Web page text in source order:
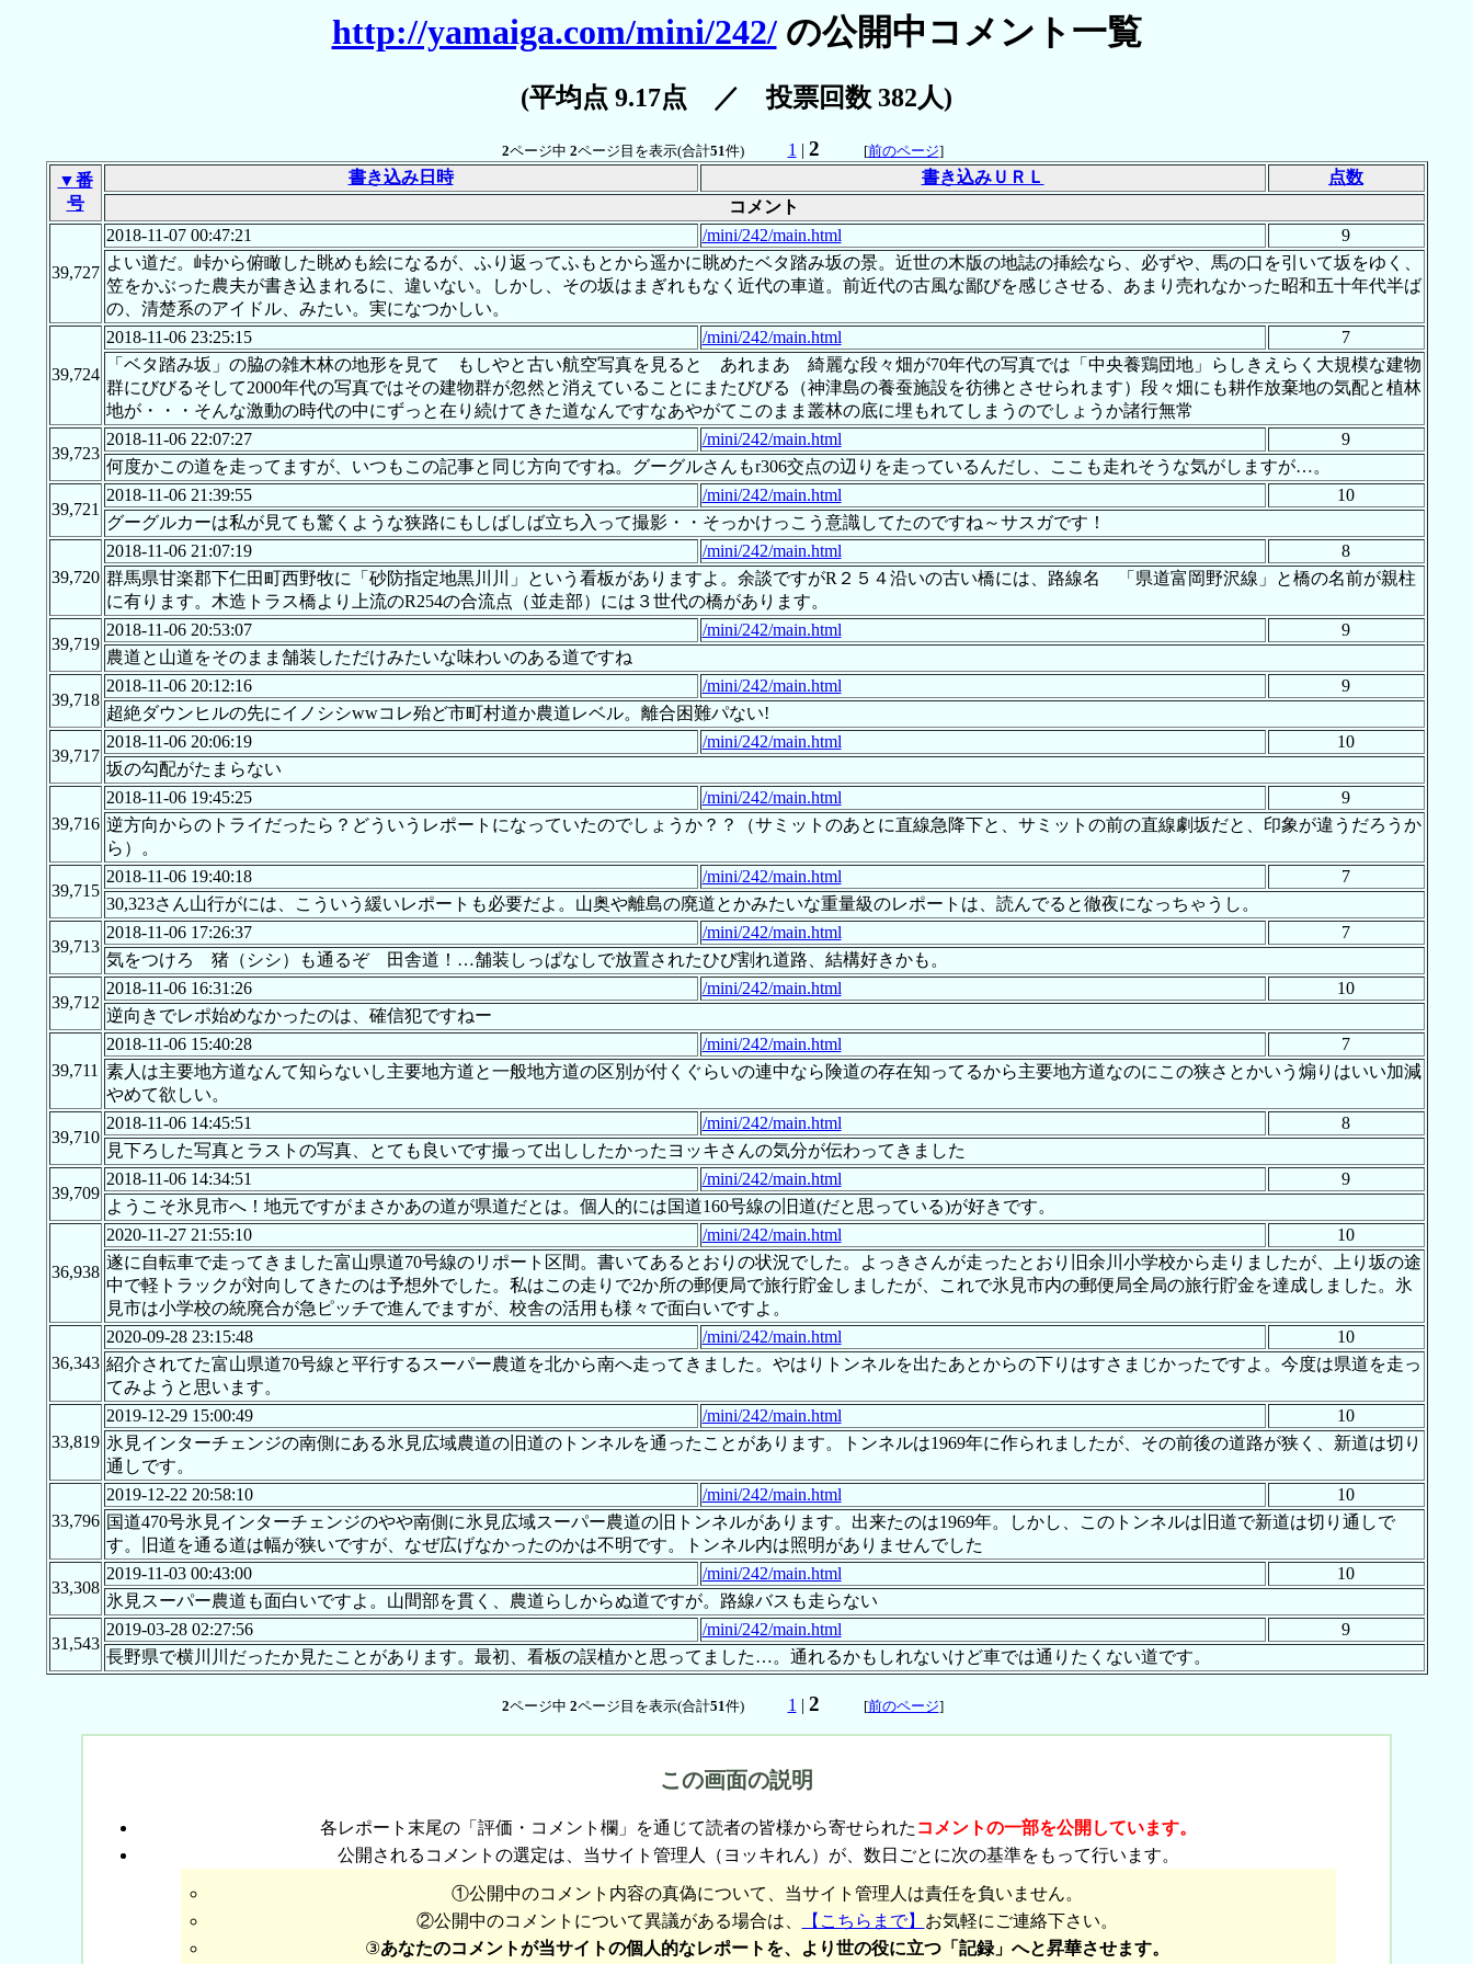
http://yamaiga.com/mini/242/の公開中コメント一覧
(平均点 9.17点 ／ 投票回数 382人)
2ページ中 2ページ目を表示(合計51件) 1 | 2 [前のページ]
▼番
号
書き込み日時 書き込みＵＲＬ
点数
コメント
39,727
2018-11-07 00:47:21 /mini/242/main.html
9
よい道だ。峠から俯瞰した眺めも絵になるが、ふり返ってふもとから遥かに眺めたベタ踏み坂の景。近世の木版の地誌の挿絵なら、必ずや、馬の口を引いて坂をゆく、
笠をかぶった農夫が書き込まれるに、違いない。しかし、その坂はまぎれもなく近代の車道。前近代の古風な鄙びを感じさせる、あまり売れなかった昭和五十年代半ば
の、清楚系のアイドル、みたい。実になつかしい。
39,724
2018-11-06 23:25:15 /mini/242/main.html
7
「ベタ踏み坂」の脇の雑木林の地形を見て もしやと古い航空写真を見ると あれまあ 綺麗な段々畑が70年代の写真では「中央養鶏団地」らしきえらく大規模な建物
群にびびるそして2000年代の写真ではその建物群が忽然と消えていることにまたびびる（神津島の養蚕施設を彷彿とさせられます）段々畑にも耕作放棄地の気配と植林
地が・・・そんな激動の時代の中にずっと在り続けてきた道なんですなあやがてこのまま叢林の底に埋もれてしまうのでしょうか諸行無常
39,723
2018-11-06 22:07:27 /mini/242/main.html
9
何度かこの道を走ってますが、いつもこの記事と同じ方向ですね。グーグルさんもr306交点の辺りを走っているんだし、ここも走れそうな気がしますが…。
39,721
2018-11-06 21:39:55 /mini/242/main.html
10
グーグルカーは私が見ても驚くような狭路にもしばしば立ち入って撮影・・そっかけっこう意識してたのですね～サスガです！
39,720
2018-11-06 21:07:19 /mini/242/main.html
8
群馬県甘楽郡下仁田町西野牧に「砂防指定地黒川川」という看板がありますよ。余談ですがR２５４沿いの古い橋には、路線名 「県道富岡野沢線」と橋の名前が親柱
に有ります。木造トラス橋より上流のR254の合流点（並走部）には３世代の橋があります。
39,719
2018-11-06 20:53:07 /mini/242/main.html
9
農道と山道をそのまま舗装しただけみたいな味わいのある道ですね
39,718
2018-11-06 20:12:16 /mini/242/main.html
9
超絶ダウンヒルの先にイノシシwwコレ殆ど市町村道か農道レベル。離合困難パない!
39,717
2018-11-06 20:06:19 /mini/242/main.html
10
坂の勾配がたまらない
39,716
2018-11-06 19:45:25 /mini/242/main.html
9
逆方向からのトライだったら？どういうレポートになっていたのでしょうか？？（サミットのあとに直線急降下と、サミットの前の直線劇坂だと、印象が違うだろうか
ら）。
39,715
2018-11-06 19:40:18 /mini/242/main.html
7
30,323さん山行がには、こういう緩いレポートも必要だよ。山奥や離島の廃道とかみたいな重量級のレポートは、読んでると徹夜になっちゃうし。
39,713
2018-11-06 17:26:37 /mini/242/main.html
7
気をつけろ 猪（シシ）も通るぞ 田舎道！…舗装しっぱなしで放置されたひび割れ道路、結構好きかも。
39,712
2018-11-06 16:31:26 /mini/242/main.html
10
逆向きでレポ始めなかったのは、確信犯ですねー
39,711
2018-11-06 15:40:28 /mini/242/main.html
7
素人は主要地方道なんて知らないし主要地方道と一般地方道の区別が付くぐらいの連中なら険道の存在知ってるから主要地方道なのにこの狭さとかいう煽りはいい加減
やめて欲しい。
39,710
2018-11-06 14:45:51 /mini/242/main.html
8
見下ろした写真とラストの写真、とても良いです撮って出ししたかったヨッキさんの気分が伝わってきました
39,709
2018-11-06 14:34:51 /mini/242/main.html
9
ようこそ氷見市へ！地元ですがまさかあの道が県道だとは。個人的には国道160号線の旧道(だと思っている)が好きです。
36,938
2020-11-27 21:55:10 /mini/242/main.html
10
遂に自転車で走ってきました富山県道70号線のリポート区間。書いてあるとおりの状況でした。よっきさんが走ったとおり旧余川小学校から走りましたが、上り坂の途
中で軽トラックが対向してきたのは予想外でした。私はこの走りで2か所の郵便局で旅行貯金しましたが、これで氷見市内の郵便局全局の旅行貯金を達成しました。氷
見市は小学校の統廃合が急ピッチで進んでますが、校舎の活用も様々で面白いですよ。
36,343
2020-09-28 23:15:48 /mini/242/main.html
10
紹介されてた富山県道70号線と平行するスーパー農道を北から南へ走ってきました。やはりトンネルを出たあとからの下りはすさまじかったですよ。今度は県道を走っ
てみようと思います。
33,819
2019-12-29 15:00:49 /mini/242/main.html
10
氷見インターチェンジの南側にある氷見広域農道の旧道のトンネルを通ったことがあります。トンネルは1969年に作られましたが、その前後の道路が狭く、新道は切り
通しです。
33,796
2019-12-22 20:58:10 /mini/242/main.html
10
国道470号氷見インターチェンジのやや南側に氷見広域スーパー農道の旧トンネルがあります。出来たのは1969年。しかし、このトンネルは旧道で新道は切り通しで
す。旧道を通る道は幅が狭いですが、なぜ広げなかったのかは不明です。トンネル内は照明がありませんでした
33,308
2019-11-03 00:43:00 /mini/242/main.html
10
氷見スーパー農道も面白いですよ。山間部を貫く、農道らしからぬ道ですが。路線バスも走らない
31,543
2019-03-28 02:27:56 /mini/242/main.html
9
長野県で横川川だったか見たことがあります。最初、看板の誤植かと思ってました…。通れるかもしれないけど車では通りたくない道です。
2ページ中 2ページ目を表示(合計51件) 1 | 2 [前のページ]
この画面の説明
各レポート末尾の「評価・コメント欄」を通じて読者の皆様から寄せられた コメントの一部を公開しています。
公開されるコメントの選定は、当サイト管理人（ヨッキれん）が、数日ごとに次の基準をもって行います。
①公開中のコメント内容の真偽について、当サイト管理人は責任を負いません。
②公開中のコメントについて異議がある場合は、
【こちらまで】 お気軽にご連絡下さい。
③あなたのコメントが当サイトの個人的なレポートを、より世の役に立つ「記録」へと昇華させます。